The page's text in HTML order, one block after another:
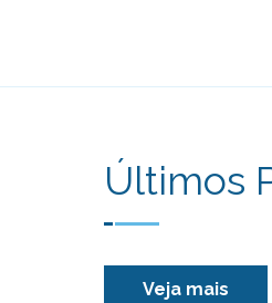
Últimos
Veja mais